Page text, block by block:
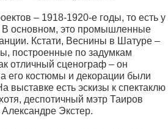
– 1918-1920-е годы, то есть у
В основном, это промышленные
Кстати, Веснины в Шатуре –
построенные по задумкам
отличный сценограф – он
его костюмы и декорации были
выставке есть эскизы к спектаклю
деспотичный мэтр Таиров
Экстер.